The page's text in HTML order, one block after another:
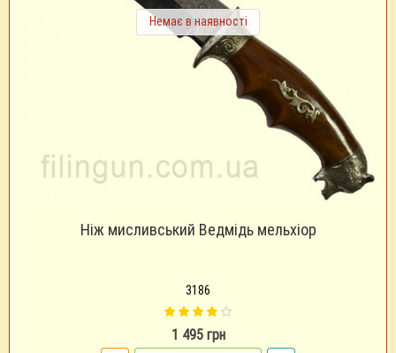
Немає в наявності
Ніж мисливський Ведмідь мельхіор
3186
1 495 грн